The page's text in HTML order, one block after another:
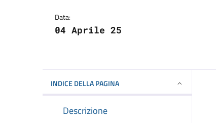
Data:
04 Aprile 25
INDICE DELLA PAGINA
Descrizione